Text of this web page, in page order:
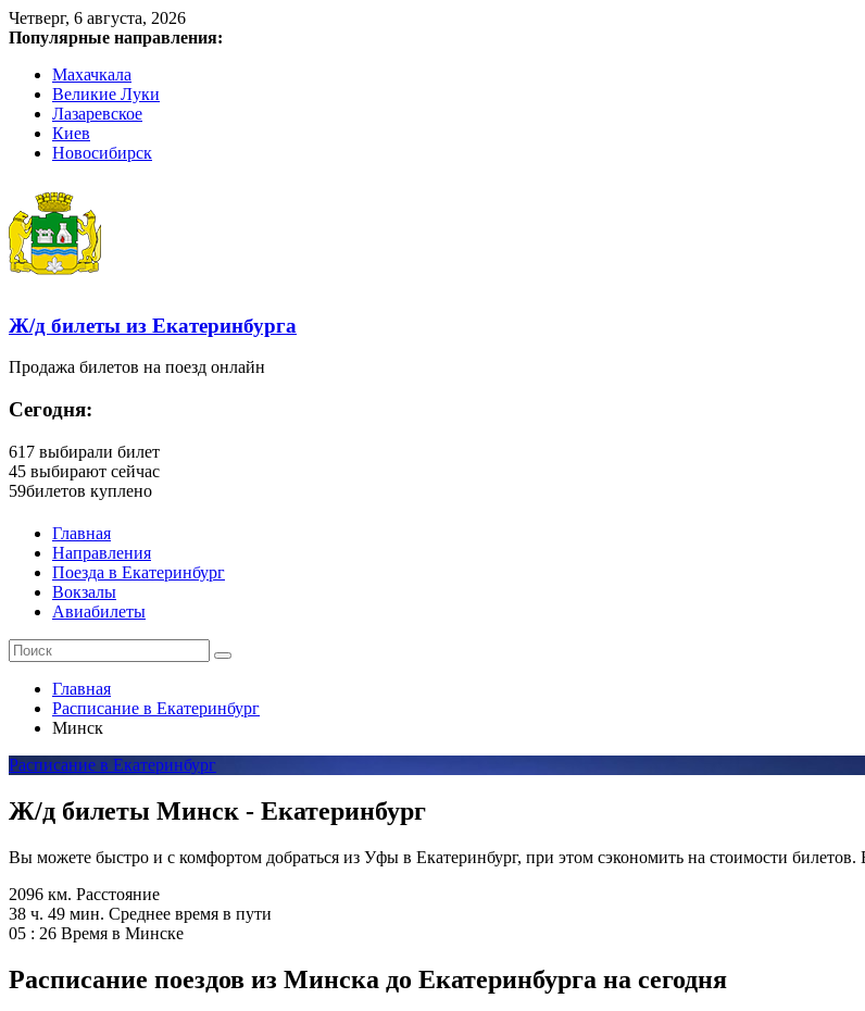
Четверг, 6 августа, 2026
Популярные направления:
Махачкала
Великие Луки
Лазаревское
Киев
Новосибирск
Ж/д билеты из Екатеринбурга
Продажа билетов на поезд онлайн
Сегодня:
617 выбирали билет
45 выбирают сейчас
59билетов куплено
Главная
Направления
Поезда в Екатеринбург
Вокзалы
Авиабилеты
Главная
Расписание в Екатеринбург
Минск
Расписание в Екатеринбург
Ж/д билеты Минск - Екатеринбург
Вы можете быстро и с комфортом добраться из Уфы в Екатеринбург, при этом сэкономить на стоимости
2096 км. Расстояние
38 ч. 49 мин. Среднее время в пути
05 : 26 Время в Минске
Расписание поездов из Минска до Екатеринбурга на сегодня